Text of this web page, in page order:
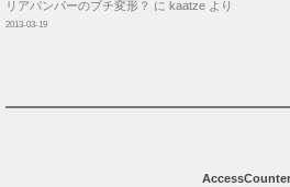
リアバンパーのプチ変形？ に kaatze より
2013-03-19
AccessCounter